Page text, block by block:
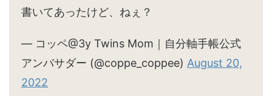
書いてあったけど、ねぇ？
— コッペ@3y Twins Mom｜自分軸手帳公式
アンバサダー (@coppe_coppee) August 20,
2022